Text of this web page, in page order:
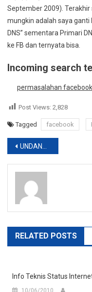
September 2009).
mungkin adalah saya ganti
DNS” sementara Primari
ke FB dan ternyata bisa.
Incoming search
permasalahan facebook
Post Views: 2,828
Tagged facebook
Post
navigation
UNDANGAN YUDISIUM II WISUDA OKT. ’09
RELATED POSTS
Info Teknis Status
10/06/2010